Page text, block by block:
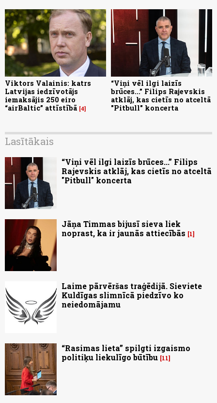
Viktors Valainis: katrs
Latvijas iedzīvotājs
iemaksājis 250 eiro
“airBaltic” attīstībā 4
“Viņi vēl ilgi laizīs
brūces...” Filips Rajevskis
atklāj, kas cietīs no atceltā
"Pitbull" koncerta
Lasītākais
“Viņi vēl ilgi laizīs brūces...” Filips
Rajevskis atklāj, kas cietīs no atceltā
"Pitbull" koncerta
Jāņa Timmas bijusī sieva liek
noprast, ka ir jaunās attiecībās
1
Laime pārvēršas traģēdijā. Sieviete
Kuldīgas slimnīcā piedzīvo ko
neiedomājamu
“Rasimas lieta” spilgti izgaismo
politiķu liekulīgo būtību 11